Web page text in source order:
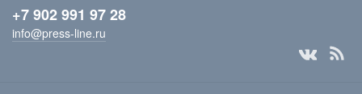
+7 902 991 97 28
info@press-line.ru